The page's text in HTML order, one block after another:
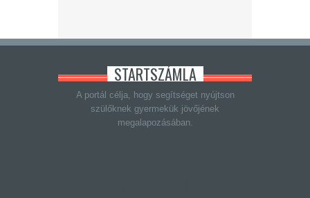
STARTSZÁMLA
A portál célja, hogy segítséget nyújtson
szülőknek gyermekük jövőjének
megalapozásában.